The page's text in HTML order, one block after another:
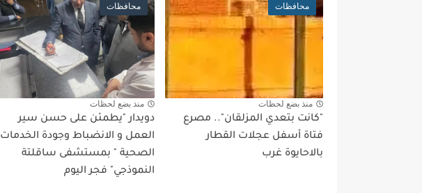
محافظات
منذ بضع لحظات
"كانت بتعدي المزلقان".. مصرع
فتاة أسفل عجلات القطار
بالاحايوة غرب
محافظات
منذ بضع لحظات
دويدار "يطمئن على حسن سير
العمل و الانضباط وجودة الخدمات
الصحية " بمستشفى ساقلتة
النموذجي" فجر اليوم